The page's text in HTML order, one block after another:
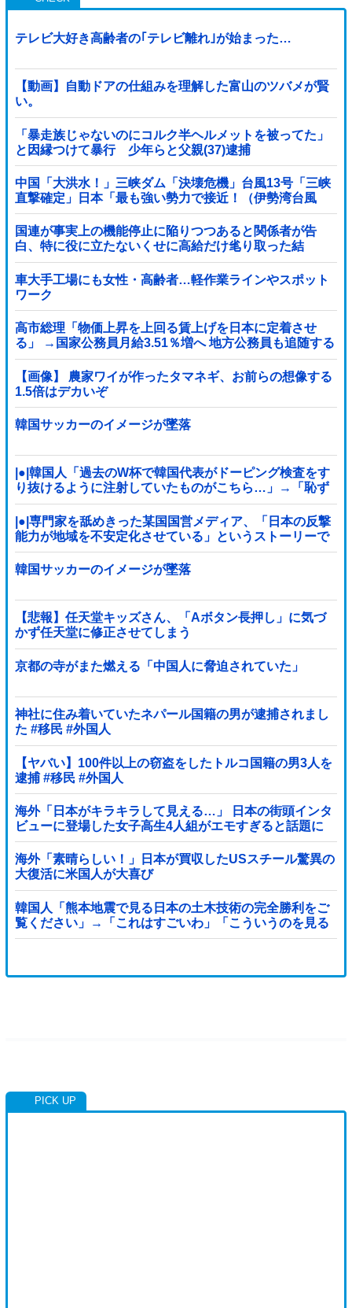
テレビ大好き高齢者の｢テレビ離れ｣が始まった…
【動画】自動ドアの仕組みを理解した富山のツバメが賢
い。
「暴走族じゃないのにコルク半ヘルメットを被ってた」
と因縁つけて暴行 少年らと父親(37)逮捕
中国「大洪水！」三峡ダム「決壊危機」台風13号「三峡
直撃確定」日本「最も強い勢力で接近！（伊勢湾台風
級」台風13号と15号「中国本土でぶつかり合...
国連が事実上の機能停止に陥りつつあると関係者が告
白、特に役に立たないくせに高給だけ毟り取った結
果……他
車大手工場にも女性・高齢者…軽作業ラインやスポット
ワーク
高市総理「物価上昇を上回る賃上げを日本に定着させ
る」 →国家公務員月給3.51％増へ 地方公務員も追随する
見通し
【画像】 農家ワイが作ったタマネギ、お前らの想像する
1.5倍はデカいぞ
韓国サッカーのイメージが墜落
|●|韓国人「過去のW杯で韓国代表がドーピング検査をす
り抜けるように注射していたものがこちら…」→「恥ず
かしい…（ﾌﾞﾙﾌﾞﾙ」＝韓国の反応
|●|専門家を舐めきった某国国営メディア、「日本の反撃
能力が地域を不安定化させている」というストーリーで
番組制作を進めようとするも……
韓国サッカーのイメージが墜落
【悲報】任天堂キッズさん、「Aボタン長押し」に気づ
かず任天堂に修正させてしまう
京都の寺がまた燃える「中国人に脅迫されていた」
神社に住み着いていたネパール国籍の男が逮捕されまし
た #移民 #外国人
【ヤバい】100件以上の窃盗をしたトルコ国籍の男3人を
逮捕 #移民 #外国人
海外「日本がキラキラして見える…」 日本の街頭インタ
ビューに登場した女子高生4人組がエモすぎると話題に
海外「素晴らしい！」日本が買収したUSスチール驚異の
大復活に米国人が大喜び
韓国人「熊本地震で見る日本の土木技術の完全勝利をご
覧ください」→「これはすごいわ」「こういうのを見る
と日本人は何か適当に作る感じがしない・・・」「あれ